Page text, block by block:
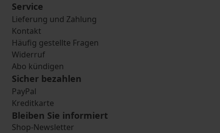
Service
Lieferung und Zahlung
Kontakt
Häufig gestellte Fragen
Widerruf
Abo kündigen
Sicher bezahlen
PayPal
Kreditkarte
Bleiben Sie informiert
Shop-Newsletter